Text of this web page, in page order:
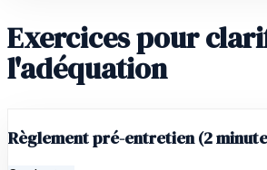
Exercices pour
l'adéquation
Règlement pré-entretien (2